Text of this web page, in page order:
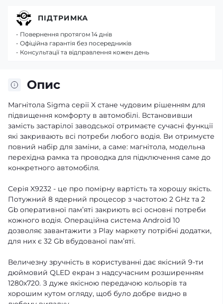
Опис
Магнітола Sigma серії X стане чудовим рішенням для
підвищення комфорту в автомобілі. Встановивши
замість застарілої заводської отримаєте сучасні функції
які закривають всі потреби любого водія. Ви отримуєте
повний набір для заміни, а саме: магнітола, модельна
перехідна рамка та проводка для підключення саме до
конкретного автомобіля.
Серія X9232 - це про помірну вартість та хорошу якість.
Потужний 8 ядерний процесор з частотою 2 GHz та 2
Gb оперативної памʼяті закриють всі основні потреби
кожного водія. Операційна система Android 10
дозволяє завантажити з Play маркету потрібні додатки,
для них є 32 Gb вбудованої памʼяті.
Величезну зручність в користуванні дає якісний 9-ти
дюймовий QLED екран з надсучасним розширенням
1280х720. З дуже якісною передачою кольорів та
хорошим кутом огляду, щоб було добре видно в
ПІДТРИМКА
- Повернення протягом 14 днів
- Офіційна гарантія без посередників
- Консультації та відправлення кожен день